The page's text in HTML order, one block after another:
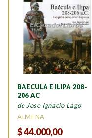
BAECULA E ILIPA 208-
206 AC
de Jose Ignacio Lago
ALMENA
$44.000,00